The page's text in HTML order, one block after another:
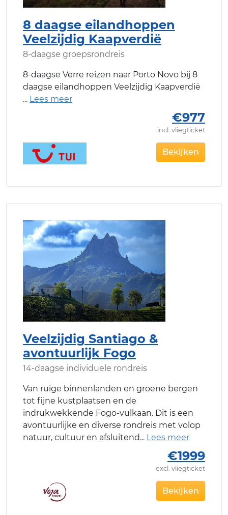
8 daagse eilandhoppen
Veelzijdig Kaapverdië
8-daagse groepsrondreis
8-daagse Verre reizen naar Porto Novo bij 8
daagse eilandhoppen Veelzijdig Kaapverdië
€977
incl. vliegticket
Bekijken
Veelzijdig Santiago &
avontuurlijk Fogo
14-daagse individuele rondreis
Van ruige binnenlanden en groene bergen
tot fijne kustplaatsen en de
indrukwekkende Fogo-vulkaan. Dit is een
avontuurlijke en diverse rondreis met volop
natuur, cultuur en afsluitend
€1999
excl. vliegticket
Bekijken